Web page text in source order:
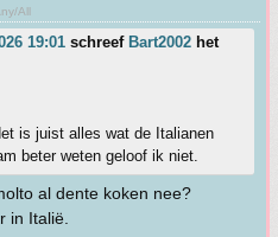
All
19:01 schreef Bart2002 het
is juist alles wat de Italianen
beter weten geloof ik niet.
al dente koken nee?
in Italië.